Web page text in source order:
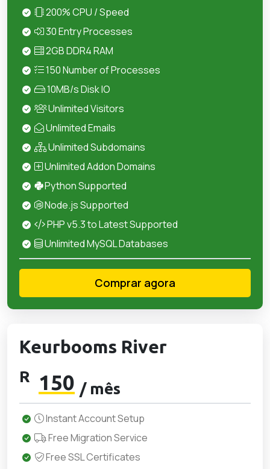
200% CPU / Speed
30 Entry Processes
2GB DDR4 RAM
150 Number of Processes
10MB/s Disk IO
Unlimited Visitors
Unlimited Emails
Unlimited Subdomains
Unlimited Addon Domains
Python Supported
Node.js Supported
PHP v5.3 to Latest Supported
Unlimited MySQL Databases
Comprar agora
Keurbooms River
R 150 / mês
Instant Account Setup
Free Migration Service
Free SSL Certificates